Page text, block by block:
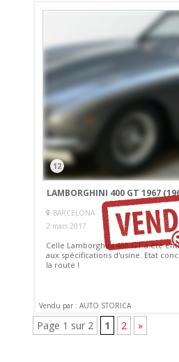
12
LAMBORGHINI 400 GT 1967
BARCELONA
2 mars 2017
Celle Lamborghini 400 GT a été
aux spécifications d'usine. Etat
la route !
Vendu par : AUTO STORICA
Page 1 sur 2 1 2 »